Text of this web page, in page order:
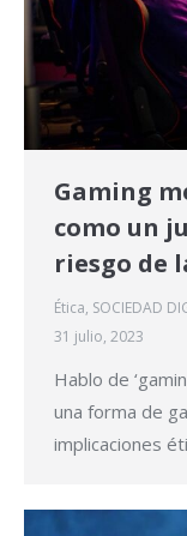
Gaming
como un
riesgo de
Ética, SOCIEDAD
31 julio, 2023
Hablo de
una forma de
implicaciones